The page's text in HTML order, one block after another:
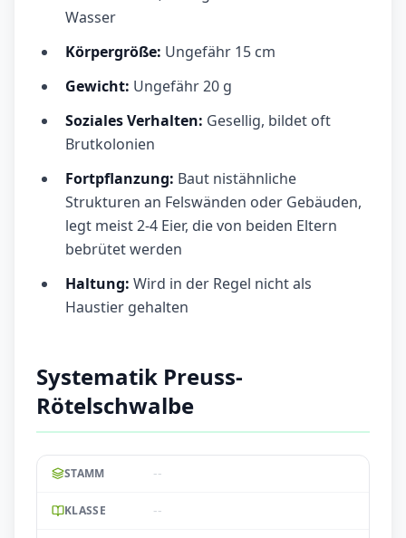
Wasser
Körpergröße: Ungefähr 15 cm
Gewicht: Ungefähr 20 g
Soziales Verhalten: Gesellig, bildet oft
Brutkolonien
Fortpflanzung: Baut nistähnliche
Strukturen an Felswänden oder Gebäuden,
legt meist 2-4 Eier, die von beiden Eltern
bebrütet werden
Haltung: Wird in der Regel nicht als
Haustier gehalten
Systematik Preuss-
Rötelschwalbe
STAMM --
KLASSE --